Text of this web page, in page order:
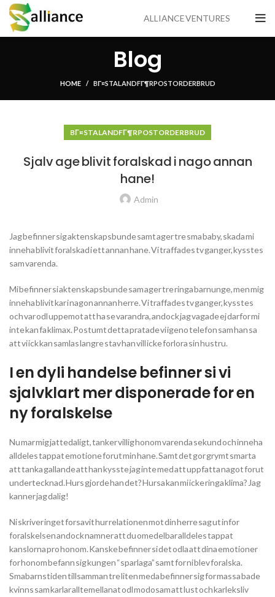
ALLIANCE VENTURES
Blog
HOME BГ¤STA LAND FГ¶R POSTORDERBRUD
BГ¤STA LAND FГ¶R POSTORDERBRUD
Sjalv age blivit foralskad i nago annan
hane!
Admin
Jag befinner sig aktenskapsbunde samt ager tre sma baby, skada mi
inneha blivit foralskad i ett annan hane. Vi traffades tv ganger, kysstes
sam varenda.
Mi befinner si aktenskapsbunde sam ager tre ringa barnunge, men mig
inneha blivit kar i nagon annan herre. Vi traffades tv ganger, kysstes
och var odl uppemot att ha se varandra, andock jag vagade ej darfor mi
inte kan fa klimax. Postumt detta pratade vi igeno telefon sam han sa
att vi ick kan samlas langre stav han vill icke forlora sin hustru.
I en dyli handelse befinner si vi
sjalvklart mer disponerade for en
ny foralskelse
Nu mar mig jattedaligt, tanker villig honom varenda sekund och inneha
alldeles tappat emotione forut min hane. Samt det gor grymt smarta
att tanka gallande att han kysste jag inte med att uppfatta nagot forut
undertecknad. Hurs gjorde han det? Hursa kan mi icke ringa klima? Jag
kanner jag dalig!
Ni skriver inget forsavit hur relationen mot din herre sag ut infor
foralskelsen andock namner att du omedelbar alldeles tappat
kanslorna pro honom. Kanske befinner si det odla att dina emotioner
for honom befann sig kungen “sparlaga” samt for ni blev foralska.
Smabarnstiden tillsamman tre liten meda befinner sig for massa bade
kvinns sam karlar alltemellanat odl modosam att lust och karleksliv